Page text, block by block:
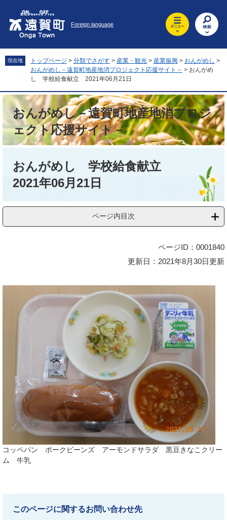
先
頭
。
を
飛
て
へ
Foreign language
現在地 トップページ > 分類でさがす > 産業・観光 > 産業振興 > おんがめし >
おんがめし－遠賀町地産地消プロジェクト応援サイト－ > おんがめ
し 学校給食献立 2021年06月21日
おんがめし－遠賀町地産地消プロジ
ェクト応援サイト－
おんがめし 学校給食献立
2021年06月21日
ページ内目次
ページID：0001840
更新日：2021年8月30日更新
コッペパン ポークビーンズ アーモンドサラダ 黒豆きなこクリー
ム 牛乳
このページに関するお問い合わせ先